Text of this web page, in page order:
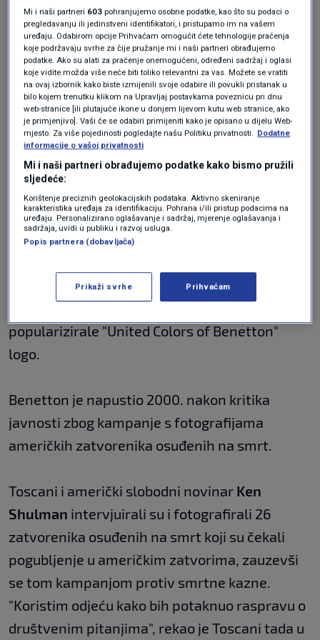
izgubio 40 kilograma.
Toscani, rođen 28. veljače 1942., krenuo je
očevim stopama školujući se za fotografa.
Studirao je u Zuerichu nakon čega je radio za
mnogobrojne modne časopise pomogavši u
izgradnji karijera mnogih poznatih modela kao
što jeMonica Bellucci
Proslavio se 1980-ih kao kreativni direktor
Benettona, obiteljskog modnog lanca sa
sjevera Italije. Toscani je stavio fotografije
odjeće vojnika ubijenog u Bosni na plakate
širom svijeta, izazvavši kontroverze koje su
popularizirale "United Colors of Benetton"
logo.
Benetton je napustio 2000. nakon kritika
javnosti zbog kampanje s fotografijama
američkih zatvorenika osuđenih na smrt.
Toscani i američki slobodni novinar Ken
Shulman intervjuirali su i fotografirali 26
zatvorenika osuđenih na smrt koji su čekali
pogubljenje u američkim zatvorima, zauzevši
se tom kampanjom protiv smrtne kazne.
"Koristim odjeću kako bih potaknuo raspravu o
društvenim pitanjima", rekao je Toscani tada u
Mi i naši partneri 603 pohranjujemo osobne podatke, kao što su podaci o
pregledavanju ili jedinstveni identifikatori, i pristupamo im na vašem
uređaju. Odabirom opcije Prihvaćam omogućit ćete tehnologije praćenja
koje podržavaju svrhe za čije pružanje mi i naši partneri obrađujemo
podatke. Ako su alati za praćenje onemogućeni, određeni sadržaj i oglasi
koje vidite možda više neće biti toliko relevantni za vas. Možete se vratiti
na ovaj izbornik kako biste izmijenili svoje odabire ili povukli pristanak u
bilo kojem trenutku klikom na Upravljaj postavkama poveznicu pri dnu
web-stranice [ili plutajuće ikone u donjem lijevom kutu web stranice, ako
je primjenjivo]. Vaši će se odabiri primijeniti kako je opisano u dijelu Web-
mjesto. Za više pojedinosti pogledajte našu Politiku privatnosti. Dodatne
informacije o vašoj privatnosti
Mi i naši partneri obrađujemo podatke kako bismo pružili
sljedeće:
Korištenje preciznih geolokacijskih podataka. Aktivno skeniranje
karakteristika uređaja za identifikaciju. Pohrana i/ili pristup podacima na
uređaju. Personalizirano oglašavanje i sadržaj, mjerenje oglašavanja i
sadržaja, uvidi u publiku i razvoj usluga.
Popis partnera (dobavljača)
Prikaži svrhe Prihvaćam